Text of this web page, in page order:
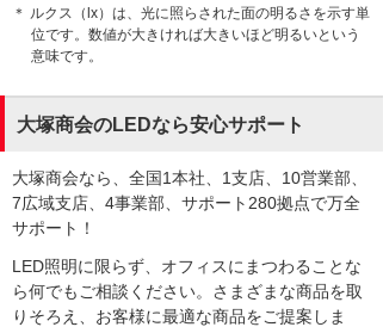
＊ ルクス（lx）は、光に照らされた面の明るさを示す単
位です。数値が大きければ大きいほど明るいという
意味です。
大塚商会のLEDなら安心サポート
大塚商会なら、全国1本社、1支店、10営業部、
7広域支店、4事業部、サポート280拠点で万全
サポート！
LED照明に限らず、オフィスにまつわることな
ら何でもご相談ください。さまざまな商品を取
りそろえ、お客様に最適な商品をご提案しま